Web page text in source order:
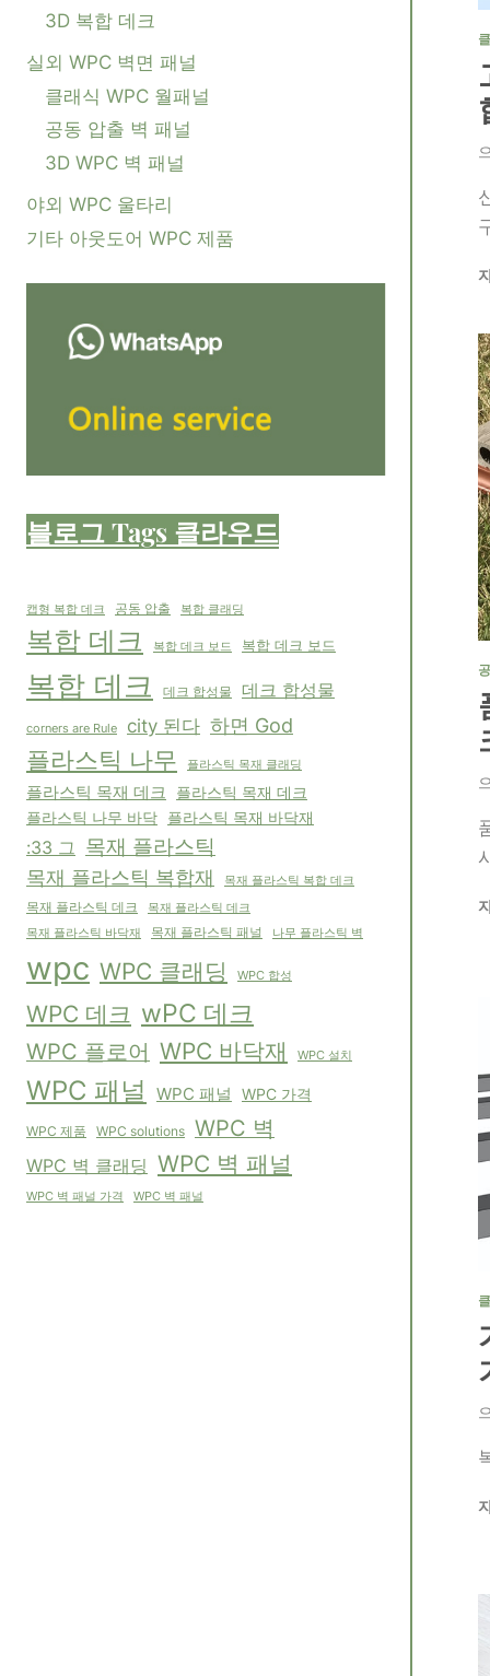
3D 복합 데크
실외 WPC 벽면 패널
클래식 WPC 월패널
공동 압출 벽 패널
3D WPC 벽 패널
야외 WPC 울타리
기타 아웃도어 WPC 제품
블로그 Tags 클라우드
캡형 복합 데크 공동 압출 복합 클래딩
복합 데크 복합 데크 보드 복합 데크 보드
복합 데크 데크 합성물 데크 합성물
corners are Rule city 된다 하면 God
플라스틱 나무 플라스틱 목재 클래딩
플라스틱 목재 데크 플라스틱 목재 데크
플라스틱 나무 바닥 플라스틱 목재 바닥재
:33 그 목재 플라스틱
목재 플라스틱 복합재
목재 플라스틱 복합 데크
목재 플라스틱 데크
목재 플라스틱 데크
목재 플라스틱 바닥재 목재 플라스틱 패널 나무 플라스틱 벽
wpc WPC 클래딩 WPC 합성
WPC 데크 wPC 데크
WPC 플로어 WPC 바닥재 WPC 설치
WPC 패널 WPC 패널 WPC 가격
WPC 제품 WPC solutions WPC 벽
WPC 벽 클래딩 WPC 벽 패널
WPC 벽 패널 가격 WPC 벽 패널